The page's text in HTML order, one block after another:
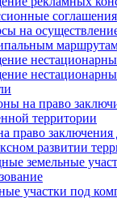
соглашения
на
на право
территории
право заключения
развитии
земельные
участки под